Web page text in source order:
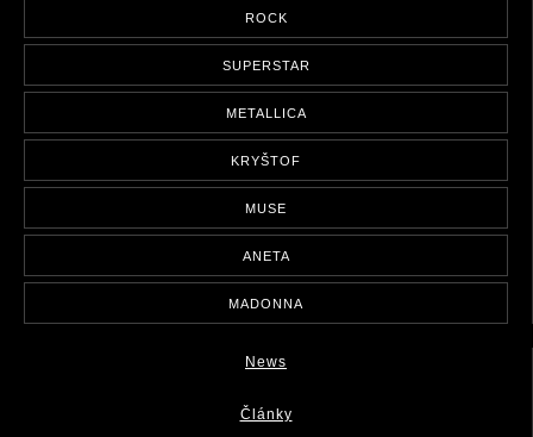
ROCK
SUPERSTAR
METALLICA
KRYŠTOF
MUSE
ANETA
MADONNA
News
Články